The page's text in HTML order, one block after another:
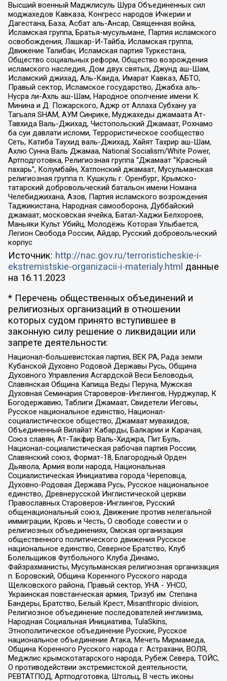
Высший военный Маджлисуль Шура Объединенных сил
моджахедов Кавказа, Конгресс народов Ичкерии и
Дагестана, База, Асбат аль-Ансар, Священная война,
Исламская группа, Братья-мусульмане, Партия исламского
освобождения, Лашкар-И-Тайба, Исламская группа,
Движение Талибан, Исламская партия Туркестана,
Общество социальных реформ, Общество возрождения
исламского наследия, Дом двух святых, Джунд аш-Шам,
Исламский джихад, Аль-Каида, Имарат Кавказ, АБТО,
Правый сектор, Исламское государство, Джабха аль-
Нусра ли-Ахль аш-Шам, Народное ополчение имени К.
Минина и Д. Пожарского, Аджр от Аллаха Субхану уа
Тагьаля SHAM, АУМ Синрике, Муджахеды джамаата Ат-
Тавхида Валь-Джихад, Чистопольский Джамаат, Рохнамо
ба суи давлати исломи, Террористическое сообщество
Сеть, Катиба Таухид валь-Джихад, Хайят Тахрир аш-Шам,
Ахлю Сунна Валь Джамаа, National Socialism/White Power,
Артподготовка, Религиозная группа “Джамаат “Красный
пахарь”, Колумбайн, Хатлонский джамаат, Мусульманская
религиозная группа п. Кушкуль г. Оренбург, Крымско-
татарский добровольческий батальон имени Номана
Челебиджихана, Азов, Партия исламского возрождения
Таджикистана, Народная самооборона, Дуббайский
джамаат, московская ячейка, Батал-Хаджи Белхороев,
Маньяки Культ Убийц, Молодёжь Которая Улыбается,
Легион Свобода России, Айдар, Русский добровольческий
корпус
Источник: http://nac.gov.ru/terroristicheskie-i-
ekstremistskie-organizacii-i-materialy.html данные
на 16.11.2023
* Перечень общественных объединений и
религиозных организаций в отношении
которых судом принято вступившее в
законную силу решение о ликвидации или
запрете деятельности:
Национал-большевистская партия, ВЕК РА, Рада земли
Кубанской Духовно Родовой Державы Русь, Община
Духовного Управления Асгардской Веси Беловодья,
Славянская Община Капища Веды Перуна, Мужская
Духовная Семинария Староверов-Инглингов, Нурджулар, К
Богодержавию, Таблиги Джамаат, Свидетели Иеговы,
Русское национальное единство, Национал-
социалистическое общество, Джамаат мувахидов,
Объединенный Вилайат Кабарды, Балкарии и Карачая,
Союз славян, Ат-Такфир Валь-Хиджра, Пит Буль,
Национал-социалистическая рабочая партия России,
Славянский союз, Формат-18, Благородный Орден
Дьявола, Армия воли народа, Национальная
Социалистическая Инициатива города Череповца,
Духовно-Родовая Держава Русь, Русское национальное
единство, Древнерусской Инглистической церкви
Православных Староверов-Инглингов, Русский
общенациональный союз, Движение против нелегальной
иммиграции, Кровь и Честь, О свободе совести и о
религиозных объединениях, Омская организация
общественного политического движения Русское
национальное единство, Северное Братство, Клуб
Болельщиков Футбольного Клуба Динамо,
Файзрахманисты, Мусульманская религиозная организация
п. Боровский, Община Коренного Русского народа
Щелковского района, Правый сектор, УНА - УНСО,
Украинская повстанческая армия, Тризуб им. Степана
Бандеры, Братство, Белый Крест, Misanthropic division,
Религиозное объединение последователей инглиизма,
Народная Социальная Инициатива, TulaSkins,
Этнополитическое объединение Русские, Русское
национальное объединение Атака, Мечеть Мирмамеда,
Община Коренного Русского народа г. Астрахани, ВОЛЯ,
Меджлис крымскотатарского народа, Рубеж Севера, ТОЙС,
О противодействии экстремистской деятельности,
РЕВТАТПОД, Артподготовка, Штольц, В честь иконы